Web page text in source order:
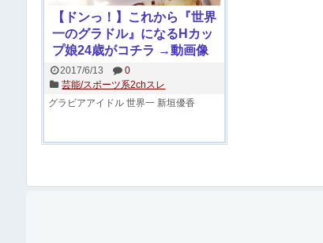
【ドンっ！】これから『世界
一のグラドル』になるHカッ
プ娘24歳がコチラ →動画像
2017/6/13
0
芸能/スポーツ系2chスレ
グラビアアイドル 世界一 新垣優香